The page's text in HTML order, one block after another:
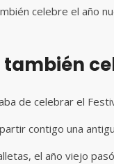
celebre el año
de celebrar el
contigo una
el año viejo